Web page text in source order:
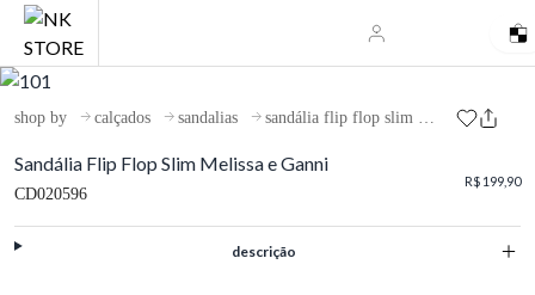
shop by calçados sandalias sandália flip flop slim melissa e ganni
Sandália Flip Flop Slim Melissa e Ganni
CD020596
R$ 199,90
descrição